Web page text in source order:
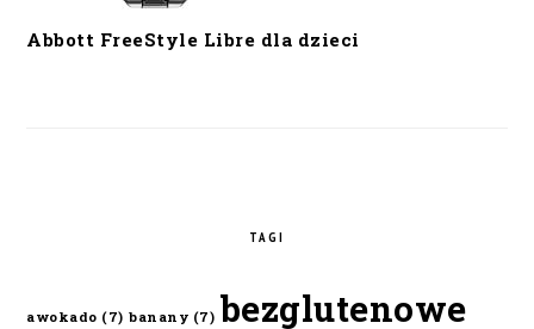
Abbott FreeStyle Libre dla dzieci
TAGI
awokado (7) banany (7) bezglutenowe